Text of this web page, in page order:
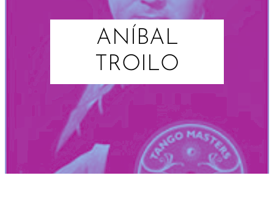
ANÍBAL
TROILO